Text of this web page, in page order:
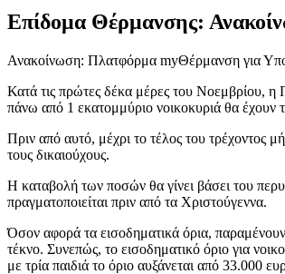
Επίδομα Θέρμανσης:
Ανακοίνωση: Πλατφόρμα myΘέρμανση για
Κατά τις πρώτες δέκα μέρες του Νοεμβρίου,
πάνω από 1 εκατομμύριο νοικοκυριά θα έχουν
Πριν από αυτό, μέχρι το τέλος του τρέχοντος
τους δικαιούχους.
Η καταβολή των ποσών θα γίνει βάσει του
πραγματοποιείται πριν από τα Χριστούγεννα.
Όσον αφορά τα εισοδηματικά όρια,
τέκνο. Συνεπώς, το εισοδηματικό όριο για
με τρία παιδιά το όριο αυξάνεται από 33.000